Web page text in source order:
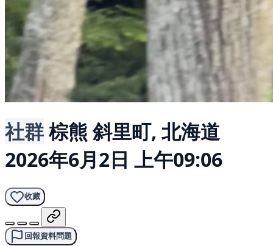
社群棕熊 斜里町, 北海道
2026年6月2日 上午09:06
收藏
回報資料問題